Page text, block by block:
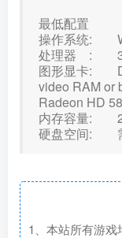
最低配置
操作系统:
处理器 : 3.0
图形显卡:
video RAM or
Radeon HD
内存容量: 2
硬盘空间: 需
1、本站所有游